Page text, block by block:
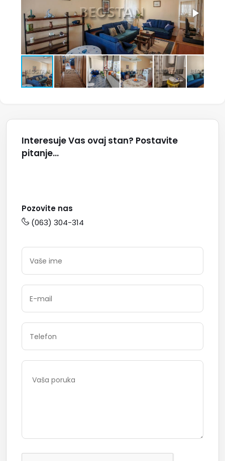
Interesuje Vas ovaj stan? Postavite
pitanje...
Pozovite nas
(063) 304-314